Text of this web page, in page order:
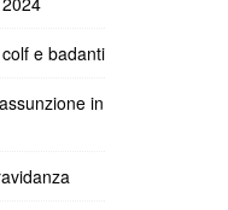
e badanti
in